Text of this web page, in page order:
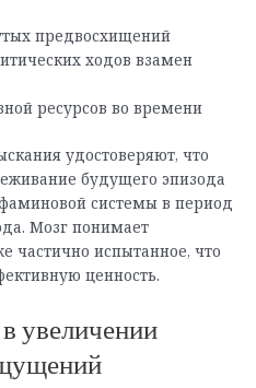
предвосхищений
ходов взамен
ресурсов во времени
удостоверяют, что
будущего эпизода
системы в период
Мозг понимает
частично испытанное, что
ценность.
увеличении